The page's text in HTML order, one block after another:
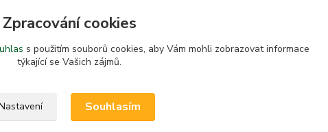
Zpracování cookies
s použitím souborů cookies, aby Vám mohli zobrazovat informace
týkající se Vašich zájmů.
Souhlasím